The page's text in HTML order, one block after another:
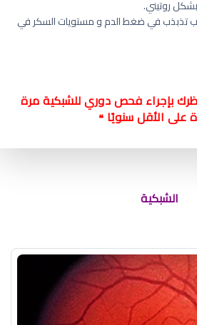
روتيني.
تذبذب في ضغط الدم و مستويات السكر في
بإجراء فحص دوري للشبكية مرة
على الأقل سنويًا ❝
الشبكية